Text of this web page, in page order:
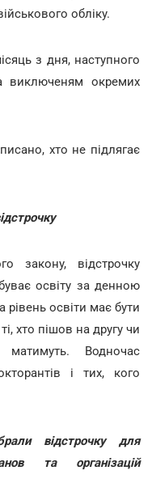
обліку.
з дня, наступного
виключеням окремих
хто не підлягає
закону, відстрочку
освіту за денною
освіти має бути
хто пішов на другу чи
Водночас
і тих, кого
відстрочку для
та організацій